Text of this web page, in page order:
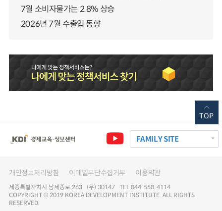
7월 소비자물가는 2.8% 상승
2026년 7월 수출입 동향
FAMILY SITE
개인정보처리방침 이메일무단수집거부 이용약관
세종특별자치시 남세종로 263 (우) 30147 TEL 044-550-4114
COPYRIGHT © 2019 KOREA DEVELOPMENT INSTITUTE. ALL RIGHTS
RESERVED.
TOP